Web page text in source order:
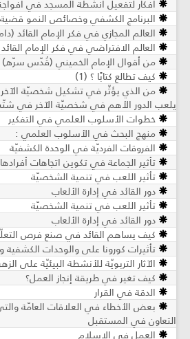
أفكار لتفعيل أنشطة المسجد في
البرنامج الكشفي وخصائص النمو
العالم المجازي في فكر الإمام القائد
العالم الافتراضي في فكر الإمام القائد
من أقوال الإمام الخميني (قُدّس سرّه)
كيف تطالع كتابًا ؟ (1)
من الذي يؤثّر في تشكيل شخصيّة الآخر
يلعب الدور الأهم في شخصيّة الآخر في
خطوات الأسلوب العلمي في التفكير
منهج البحث في الأسلوب العلمي :
الفروقات الفرديّة في الوحدة الكشفيّة
تأثير الجماعة في تكوين اتجاهات أفرادها
تأثير اللعب في تنمية الشخصيّة
دور القائد في إدارة الألعاب
تأثير اللعب في تنمية الشخصيّة
دور القائد في إدارة الألعاب
كيف يساهم القائد في صنع فرص
تأثيرات كورونا على والوحدات الكشفية
الآثار التربويّة للأنشطة البيئيّة على
كيف تغير في طريقة إنجاز العمل؟
الدقة في القرار
بعض الأخطاء في العلاقات العامّة
التعاون في المستقبل
العمل في الإسلام